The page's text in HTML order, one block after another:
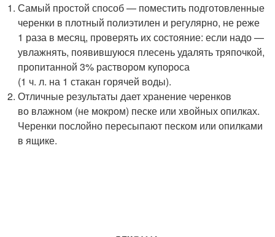
Самый простой способ — поместить подготовленные
черенки в плотный полиэтилен и регулярно, не реже
1 раза в месяц, проверять их состояние: если надо —
увлажнять, появившуюся плесень удалять тряпочкой,
пропитанной 3% раствором купороса
(1 ч. л. на 1 стакан горячей воды).
Отличные результаты дает хранение черенков
во влажном (не мокром) песке или хвойных опилках.
Черенки послойно пересыпают песком или опилками
в ящике.